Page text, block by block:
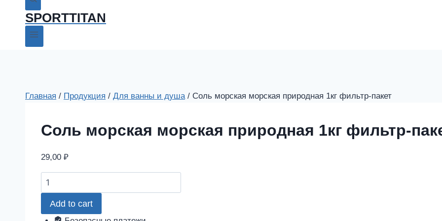
SPORTTITAN
Главная / Продукция / Для ванны и душа / Соль морская морская природная 1кг фильтр-пакет
Соль морская морская природная 1кг фильтр-
29,00 ₽
Соль
морская
морская
природная
Add to cart